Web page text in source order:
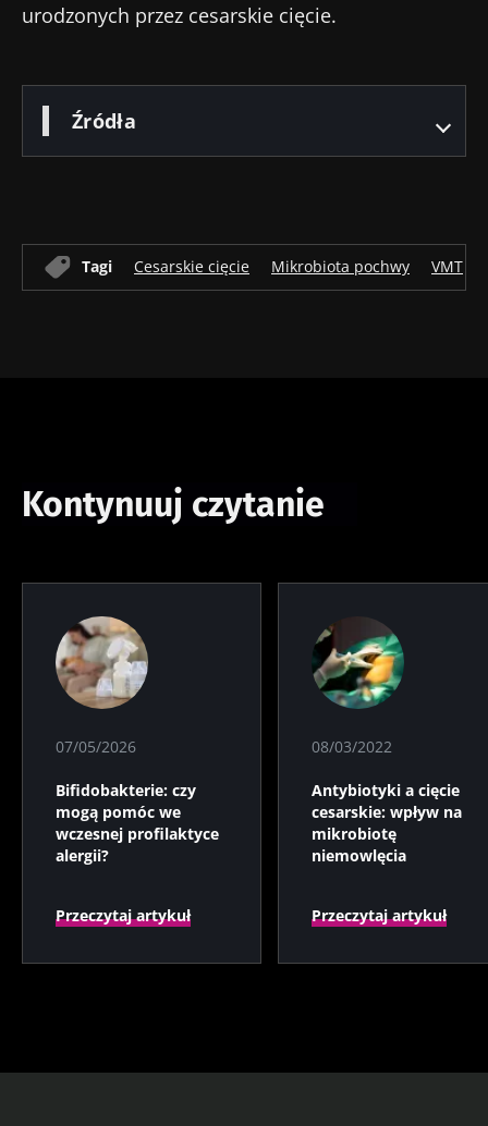
urodzonych przez cesarskie cięcie.
Źródła
Tagi Cesarskie cięcie Mikrobiota pochwy VMT
Kontynuuj czytanie
07/05/2026
Bifidobakterie: czy
mogą pomóc we
wczesnej profilaktyce
alergii?
Przeczytaj artykuł
08/03/2022
Antybiotyki a cięcie
cesarskie: wpływ na
mikrobiotę
niemowlęcia
Przeczytaj artykuł